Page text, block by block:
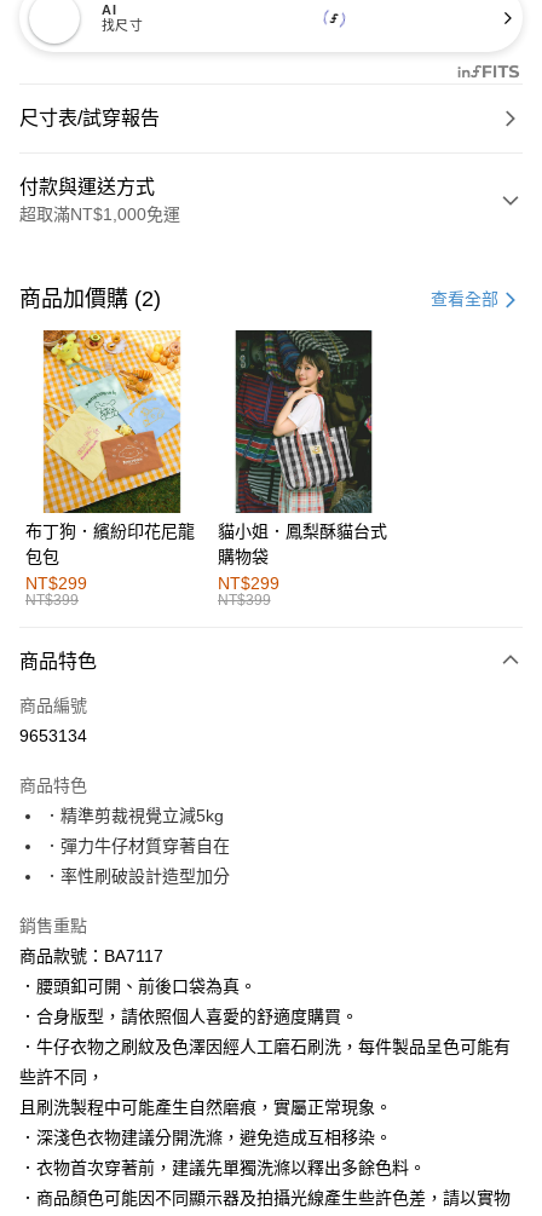
AI
找尺寸
尺寸表/試穿報告
付款與運送方式
超取滿NT$1,000免運
信用卡一次付款
購物金
超商取貨付款
LINE Pay
街口支付
運送方式
全家取貨付款
每筆NT$60，滿NT$1,000(含以上)免運費
付款後全家取貨
萊爾富取貨付款
付款後萊爾富取貨
每筆NT$60，滿NT$1,000(含以上)免運費
7-11取貨付款
每筆NT$60，滿NT$1,000(含以上)免運費
付款後7-11取貨
每筆NT$60，滿NT$1,000(含以上)免運費
宅配
每筆NT$120，滿NT$1,000(含以上)免運費
付款後門市自取
每筆NT$60，滿NT$1,000(含以上)免運費
海外配送-港/澳/新/馬/泰國專屬 查看運費
商品加價購 (2) 查看全部
布丁狗．繽紛印花尼龍
包包
NT$299
NT$399
貓小姐．鳳梨酥貓台式
購物袋
NT$299
NT$399
商品特色
商品編號
9653134
商品特色
．精準剪裁視覺立減5kg
．彈力牛仔材質穿著自在
．率性刷破設計造型加分
銷售重點
商品款號：BA7117
．腰頭釦可開、前後口袋為真。
．合身版型，請依照個人喜愛的舒適度購買。
．牛仔衣物之刷紋及色澤因經人工磨石刷洗，每件製品呈色可能有
些許不同，
且刷洗製程中可能產生自然磨痕，實屬正常現象。
．深淺色衣物建議分開洗滌，避免造成互相移染。
．衣物首次穿著前，建議先單獨洗滌以釋出多餘色料。
．商品顏色可能因不同顯示器及拍攝光線產生些許色差，請以實物